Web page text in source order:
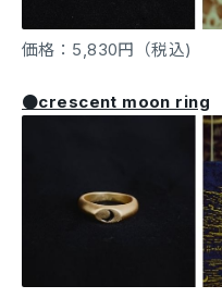
価格：5,830円（税込)
●crescent moon ring